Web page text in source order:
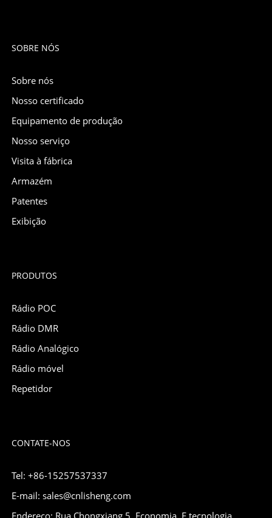
SOBRE NÓS
Sobre nós
Nosso certificado
Equipamento de produção
Nosso serviço
Visita à fábrica
Armazém
Patentes
Exibição
PRODUTOS
Rádio POC
Rádio DMR
Rádio Analógico
Rádio móvel
Repetidor
CONTATE-NOS
Tel: +86-15257537337
E-mail: sales@cnlisheng.com